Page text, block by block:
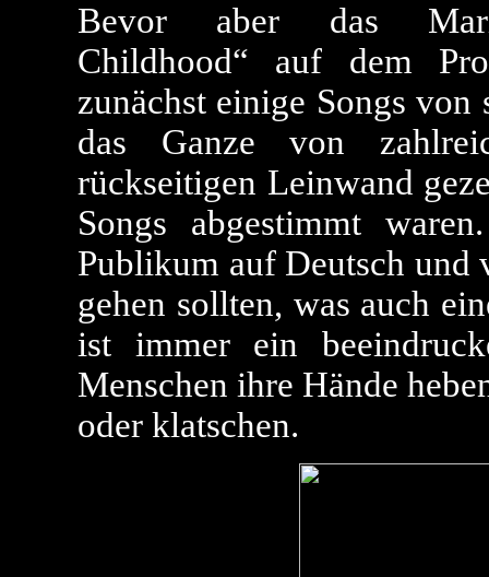
Bevor aber das
Childhood“ auf dem
zunächst einige Songs
das Ganze von
rückseitigen Leinwand
Songs abgestimmt
Publikum auf Deutsch und
gehen sollten, was auch
ist immer ein
Menschen ihre Hände
oder klatschen.